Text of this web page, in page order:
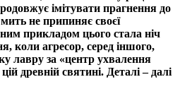
імітувати прагнення до
не припиняє своєї
прикладом цього стала ніч
коли агресор, серед іншого,
лавру за «центр ухвалення
древній святині. Деталі – далі